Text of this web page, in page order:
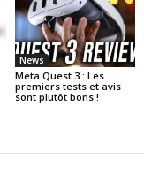
News
Meta Quest 3 : Les
premiers tests et avis
sont plutôt bons !